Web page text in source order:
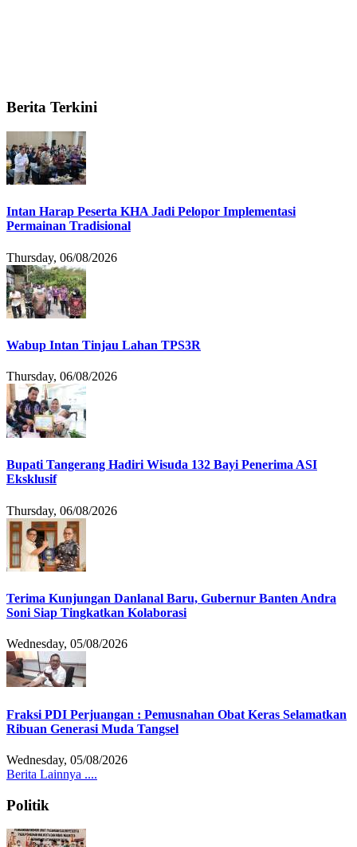
Berita Terkini
Intan Harap Peserta KHA Jadi Pelopor Implementasi
Permainan Tradisional
Thursday, 06/08/2026
Wabup Intan Tinjau Lahan TPS3R
Thursday, 06/08/2026
Bupati Tangerang Hadiri Wisuda 132 Bayi Penerima ASI
Eksklusif
Thursday, 06/08/2026
Terima Kunjungan Danlanal Baru, Gubernur Banten Andra
Soni Siap Tingkatkan Kolaborasi
Wednesday, 05/08/2026
Fraksi PDI Perjuangan : Pemusnahan Obat Keras Selamatkan
Ribuan Generasi Muda Tangsel
Wednesday, 05/08/2026
Berita Lainnya ....
Politik